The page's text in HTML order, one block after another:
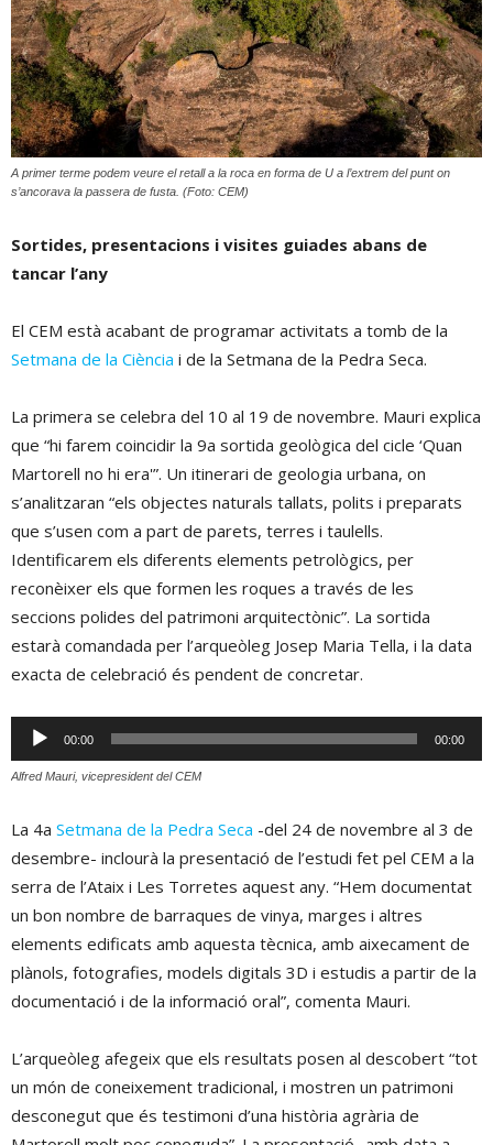
A primer terme podem veure el retall a la roca en forma de U a l’extrem del punt on
s’ancorava la passera de fusta. (Foto: CEM)
Sortides, presentacions i visites guiades abans de
tancar l’any
El CEM està acabant de programar activitats a tomb de la
Setmana de la Ciència i de la Setmana de la Pedra Seca.
La primera se celebra del 10 al 19 de novembre. Mauri explica
que “hi farem coincidir la 9a sortida geològica del cicle ‘Quan
Martorell no hi era'”. Un itinerari de geologia urbana, on
s’analitzaran “els objectes naturals tallats, polits i preparats
que s’usen com a part de parets, terres i taulells.
Identificarem els diferents elements petrològics, per
reconèixer els que formen les roques a través de les
seccions polides del patrimoni arquitectònic”. La sortida
estarà comandada per l’arqueòleg Josep Maria Tella, i la data
exacta de celebració és pendent de concretar.
Reproductor
d'àudio
00:00 00:00
Alfred Mauri, vicepresident del CEM
La 4a Setmana de la Pedra Seca -del 24 de novembre al 3 de
desembre- inclourà la presentació de l’estudi fet pel CEM a la
serra de l’Ataix i Les Torretes aquest any. “Hem documentat
un bon nombre de barraques de vinya, marges i altres
elements edificats amb aquesta tècnica, amb aixecament de
plànols, fotografies, models digitals 3D i estudis a partir de la
documentació i de la informació oral”, comenta Mauri.
L’arqueòleg afegeix que els resultats posen al descobert “tot
un món de coneixement tradicional, i mostren un patrimoni
desconegut que és testimoni d’una història agrària de